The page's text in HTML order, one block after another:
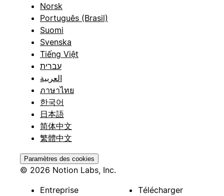
Norsk
Português (Brasil)
Suomi
Svenska
Tiếng Việt
עברית
العربية
ภาษาไทย
한국어
日本語
简体中文
繁體中文
Paramètres des cookies
© 2026 Notion Labs, Inc.
Entreprise
Télécharger